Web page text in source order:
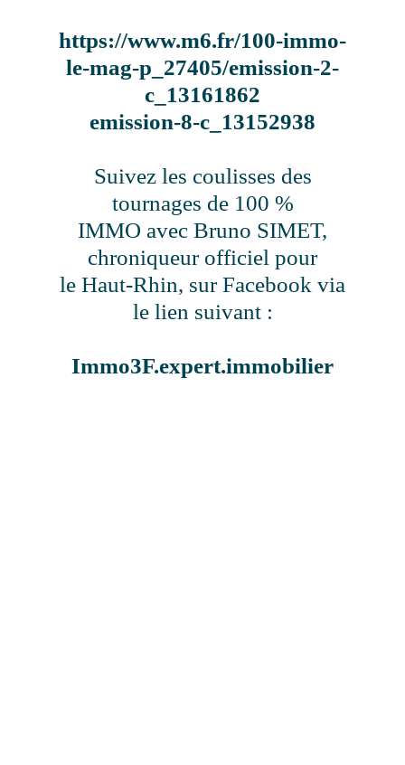
https://www.m6.fr/100-immo-
le-mag-p_27405/emission-2-
c_13161862
emission-8-c_13152938
Suivez les coulisses des
tournages de 100 %
IMMO avec Bruno SIMET,
chroniqueur officiel pour
le Haut-Rhin, sur Facebook via
le lien suivant :
Immo3F.expert.immobilier